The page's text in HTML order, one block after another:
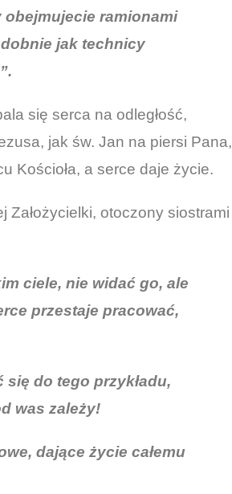
ramionami
jak technicy
się serca na odległość,
jak św. Jan na piersi Pana,
Kościoła, a serce daje życie.
Założycielki, otoczony siostrami
ciele, nie widać go, ale
przestaje pracować,
do tego przykładu,
was zależy!
dające życie całemu